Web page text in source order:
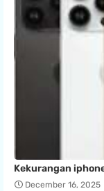
Kekurangan
December 16, 2025